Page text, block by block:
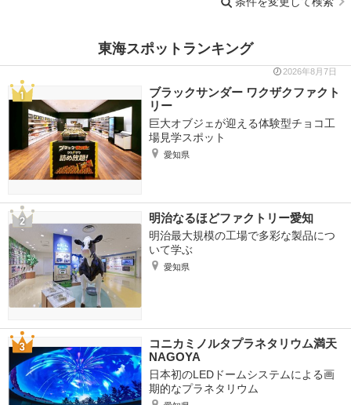
東海スポットランキング
2026年8月7日
ブラックサンダー ワクザクファクト
リー
巨大オブジェが迎える体験型チョコ工
場見学スポット
愛知県
明治なるほどファクトリー愛知
明治最大規模の工場で多彩な製品につ
いて学ぶ
愛知県
コニカミノルタプラネタリウム満天
NAGOYA
日本初のLEDドームシステムによる画
期的なプラネタリウム